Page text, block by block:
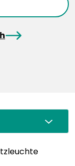
arrowRight